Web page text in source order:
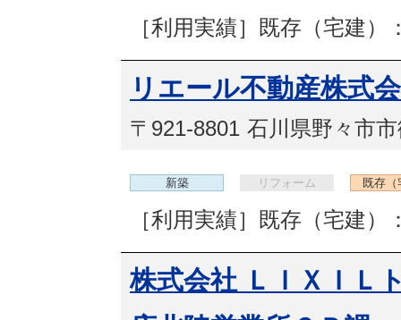
［利用実績］既存（宅建）
リエール不動産株式
〒921-8801 石川県野々市
新築 リフォーム 既存（
［利用実績］既存（宅建）
株式会社 ＬＩＸＩＬ